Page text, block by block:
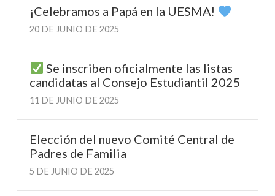
¡Celebramos a Papá en la UESMA!
20 DE JUNIO DE 2025
Se inscriben oficialmente las listas
candidatas al Consejo Estudiantil 2025
11 DE JUNIO DE 2025
Elección del nuevo Comité Central de
Padres de Familia
5 DE JUNIO DE 2025